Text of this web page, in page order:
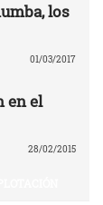
los
01/03/2017
en el
28/02/2015